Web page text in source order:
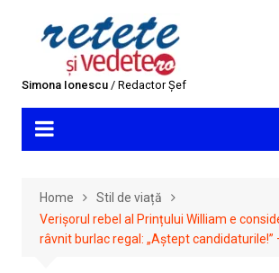
Simona Ionescu/ Redactor Șef
Home
Stil de viață
Verișorul rebel al Prințului William e
râvnit burlac regal: „Aștept candidaturile!”